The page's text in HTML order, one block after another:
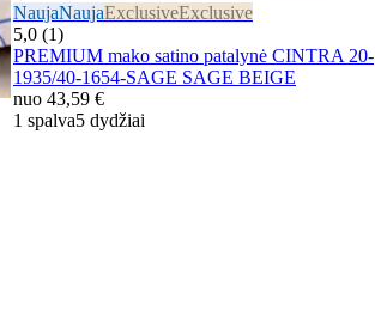
NaujaNaujaExclusiveExclusive
5,0 (1)
PREMIUM mako satino patalynė CINTRA 20-
1935/40-1654-SAGE SAGE BEIGE
nuo 43,59 €
1 spalva5 dydžiai